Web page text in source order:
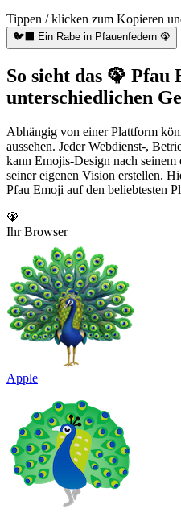
Tippen / klicken zum Kopieren
🐦‍⬛ Ein Rabe in Pfauenfedern 🦚
So sieht das 🦚 Pfau
unterschiedlichen
Abhängig von einer Plattform
aussehen. Jeder Webdienst-,
kann Emojis-Design nach seinem
seiner eigenen Vision erstellen.
Pfau Emoji auf den beliebtesten
🦚
Ihr Browser
Apple